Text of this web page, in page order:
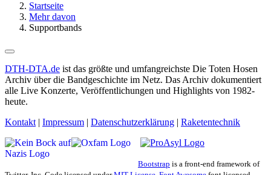
Startseite
Mehr davon
Supportbands
DTH-DTA.de ist das größte und umfangreichste Die Toten Hosen
Archiv über die Bandgeschichte im Netz. Das Archiv dokumentiert
alle Live Konzerte, Veröffentlichungen und Highlights von 1982-
heute.
Kontakt | Impressum | Datenschutzerklärung | Raketentechnik
Bootstrap is a front-end framework of